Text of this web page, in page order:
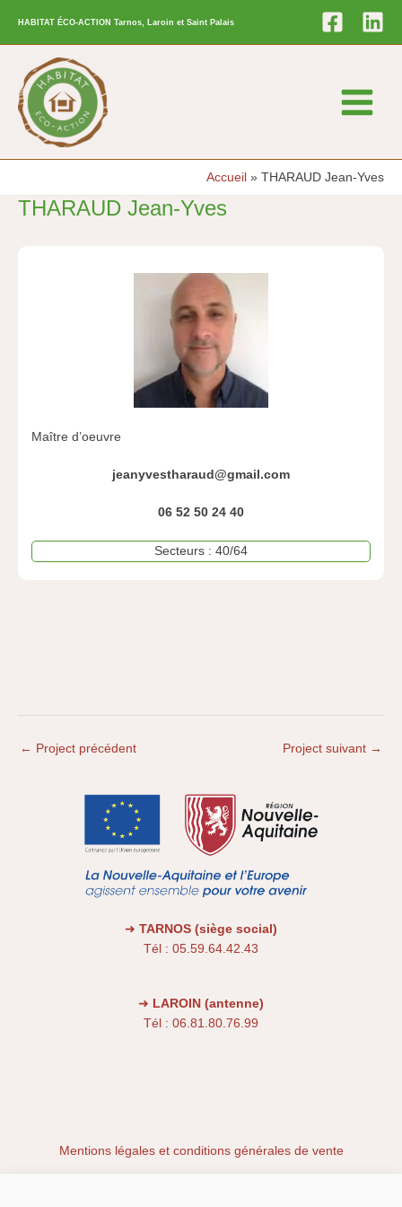
contenu
HABITAT ÉCO-ACTION Tarnos, Laroin et Saint Palais
Main
Accueil THARAUD Jean-Yves
THARAUD Jean-Yves
Maître d’oeuvre
jeanyvestharaud@gmail.com
06 52 50 24 40
Secteurs : 40/64
← Project précédent Project suivant →
➜ TARNOS (siège social)
Tél : 05.59.64.42.43
➜ LAROIN (antenne)
Tél : 06.81.80.76.99
Mentions légales et conditions générales de vente